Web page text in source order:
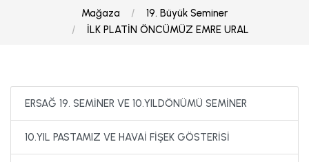
Mağaza
19. Büyük Seminer
İLK PLATİN ÖNCÜMÜZ EMRE URAL
ERSAĞ 19. SEMİNER VE 10.YILDÖNÜMÜ SEMİNER
10.YIL PASTAMIZ VE HAVAİ FİŞEK GÖSTERİSİ